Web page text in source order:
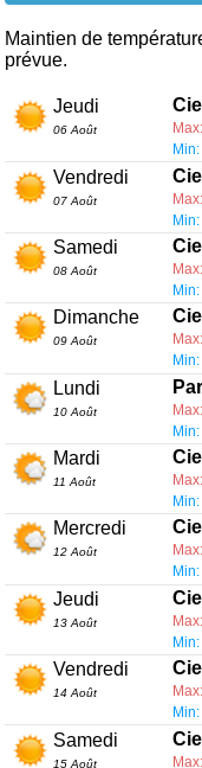
Maintien de
prévue.
Jeudi
06 Août
Vendredi
07 Août
Min:
Samedi
08 Août
Dimanche
09 Août
Lundi
10 Août
Min:
Mardi
11 Août
Mercredi
12 Août
Jeudi
13 Août
Min:
Vendredi
14 Août
Samedi
15 Août